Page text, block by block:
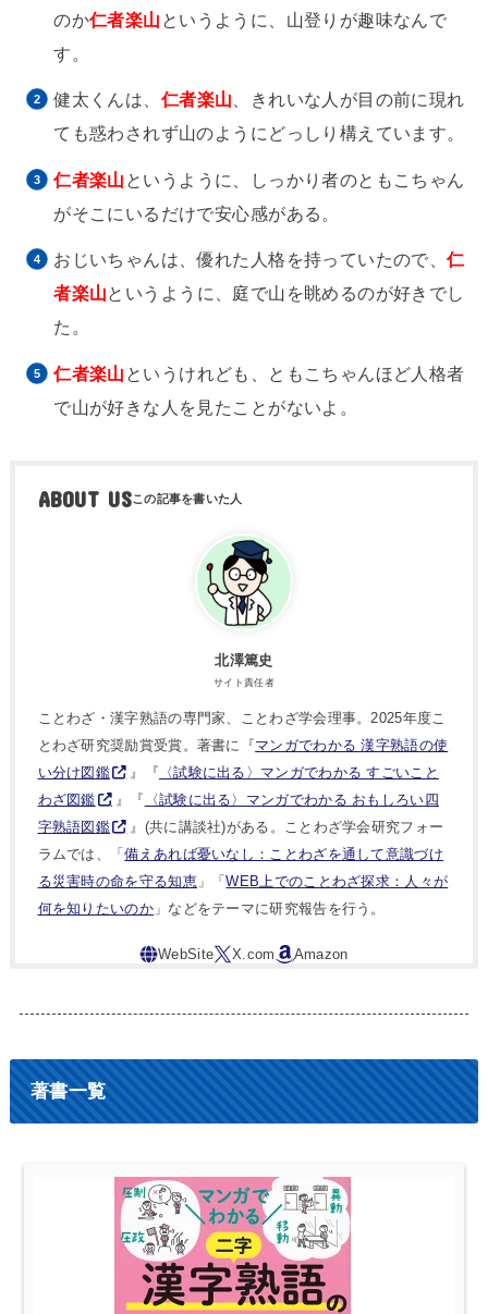
のか仁者楽山 というように、山登りが趣味なんで
す。
健太くんは、 仁者楽山 、きれいな人が目の前に現れ
ても惑わされず山のようにどっしり構えています。
仁者楽山 というように、しっかり者のともこちゃん
がそこにいるだけで安心感がある。
おじいちゃんは、優れた人格を持っていたので、仁
者楽山というように、庭で山を眺めるのが好きでし
た。
仁者楽山 というけれども、ともこちゃんほど人格者
で山が好きな人を見たことがないよ。
ABOUT US
北澤篤史
サイト責任者
ことわざ・漢字熟語の専門家、ことわざ学会理事。2025年度こ
とわざ研究奨励賞受賞。著書に『マンガでわかる 漢字熟語の使
い分け図鑑
』『 〈試験に出る〉マンガでわかる すごいこと
わざ図鑑
』『
〈試験に出る〉マンガでわかる おもしろい四
字熟語図鑑
』(共に講談社)がある。ことわざ学会研究フォー
ラムでは、「備えあれば憂いなし：ことわざを通して意識づけ
る災害時の命を守る知恵」「WEB上でのことわざ探求：人々が
何を知りたいのか」などをテーマに研究報告を行う。
著書一覧